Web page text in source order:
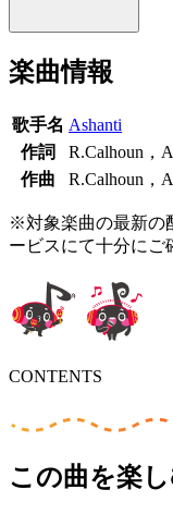
楽曲情報
歌手名 Ashanti
作詞
R.Calhoun，
作曲
R.Calhoun，
※対象楽曲の最新の
ービスにて十分にご
CONTENTS
この曲を楽